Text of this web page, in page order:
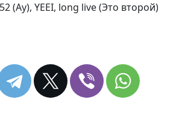
(Ау), YEEI, long live (Это второй)